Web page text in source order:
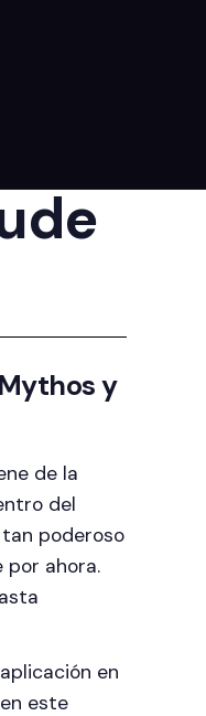
y
de la
del
poderoso
por ahora.
en
este